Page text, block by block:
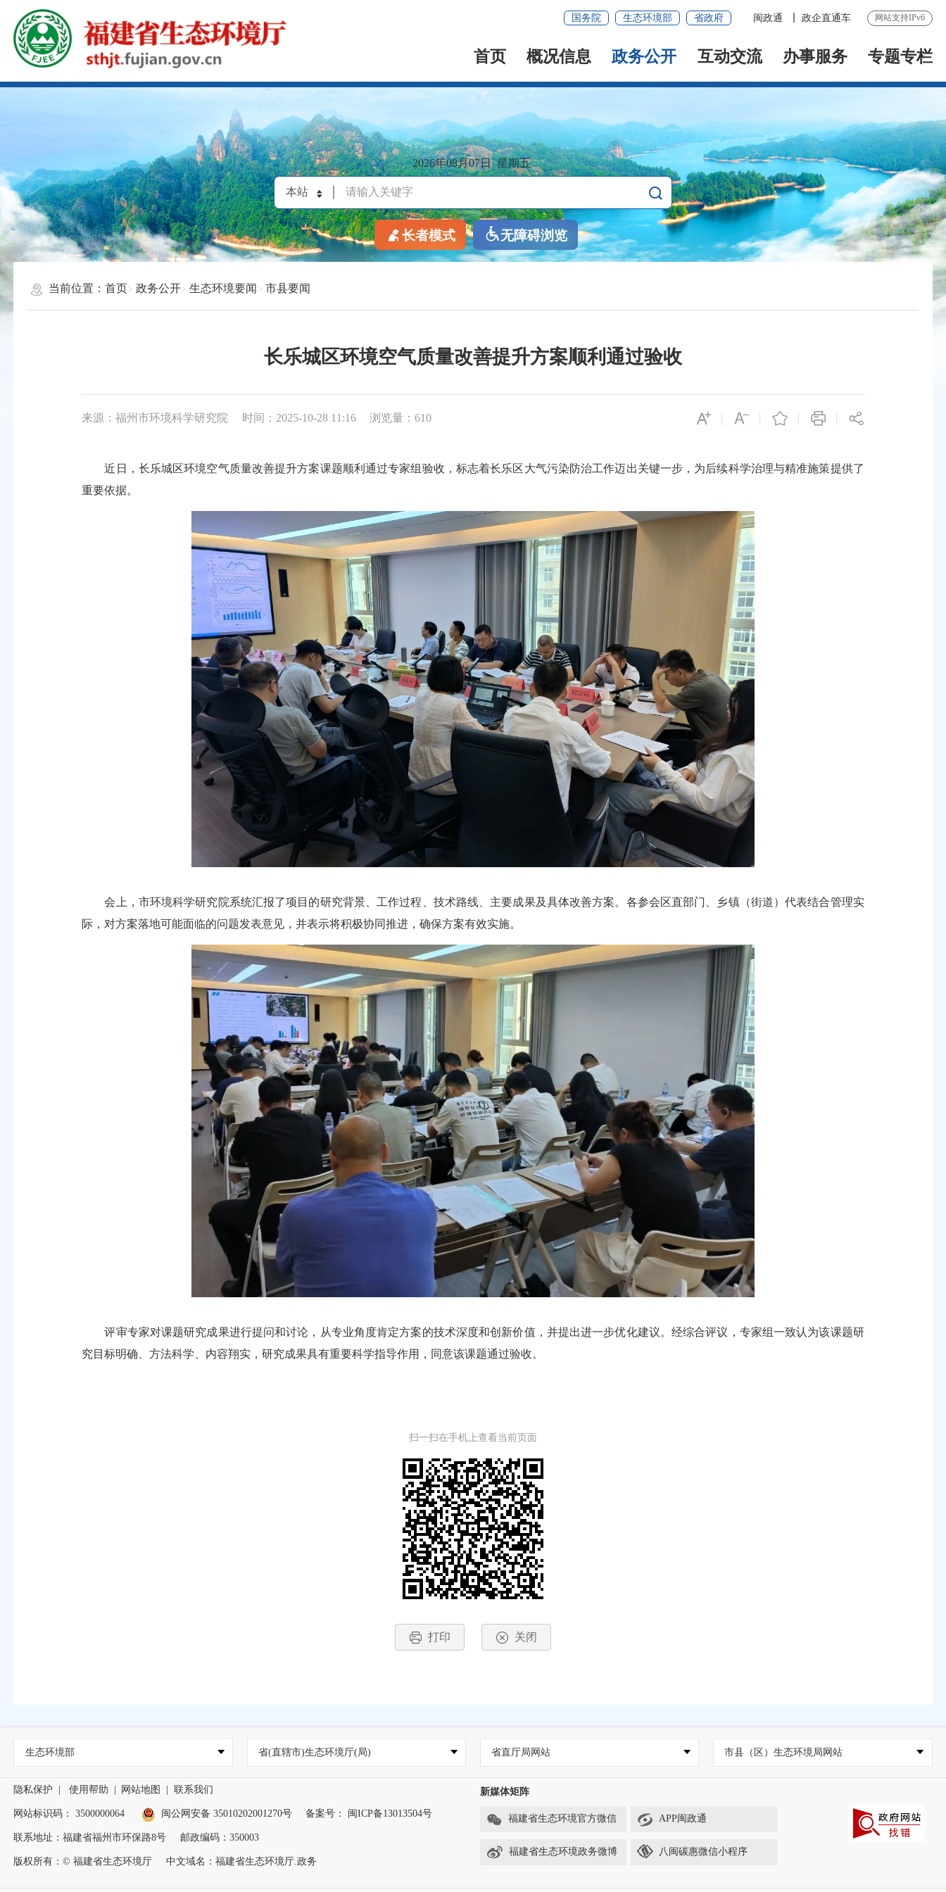
国务院 生态环境部 省政府 闽政通 政企直通车 网站支持IPv6
首页 概况信息 政务公开 互动交流 办事服务 专题专栏
2026年08月07日 星期五
长者模式 无障碍浏览
当前位置：首页 政务公开 生态环境要闻 市县要闻
长乐城区环境空气质量改善提升方案顺利通过验收
来源：福州市环境科学研究院 时间：2025-10-28 11:16 浏览量：610
近日，长乐城区环境空气质量改善提升方案课题顺利通过专家组验收，标志着长乐区大气污染防治工作迈出关键一步，为后续科学治理与精准施策提供了
重要依据。
会上，市环境科学研究院系统汇报了项目的研究背景、工作过程、技术路线、主要成果及具体改善方案。各参会区直部门、乡镇（街道）代表结合管理实
际，对方案落地可能面临的问题发表意见，并表示将积极协同推进，确保方案有效实施。
评审专家对课题研究成果进行提问和讨论，从专业角度肯定方案的技术深度和创新价值，并提出进一步优化建议。经综合评议，专家组一致认为该课题研
究目标明确、方法科学、内容翔实，研究成果具有重要科学指导作用，同意该课题通过验收。
扫一扫在手机上查看当前页面
打印 关闭
生态环境部 省(直辖市)生态环境厅(局) 省直厅局网站 市县（区）生态环境局网站
隐私保护 使用帮助 网站地图 联系我们
网站标识码： 3500000064 闽公网安备 35010202001270号 备案号： 闽ICP备13013504号
联系地址：福建省福州市环保路8号 邮政编码：350003
版权所有：© 福建省生态环境厅 中文域名：福建省生态环境厅.政务
新媒体矩阵
福建省生态环境官方微信 APP闽政通
福建省生态环境政务微博 八闽碳惠微信小程序